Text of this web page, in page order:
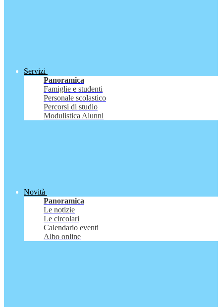
Servizi
Panoramica
Famiglie e studenti
Personale scolastico
Percorsi di studio
Modulistica Alunni
Novità
Panoramica
Le notizie
Le circolari
Calendario eventi
Albo online